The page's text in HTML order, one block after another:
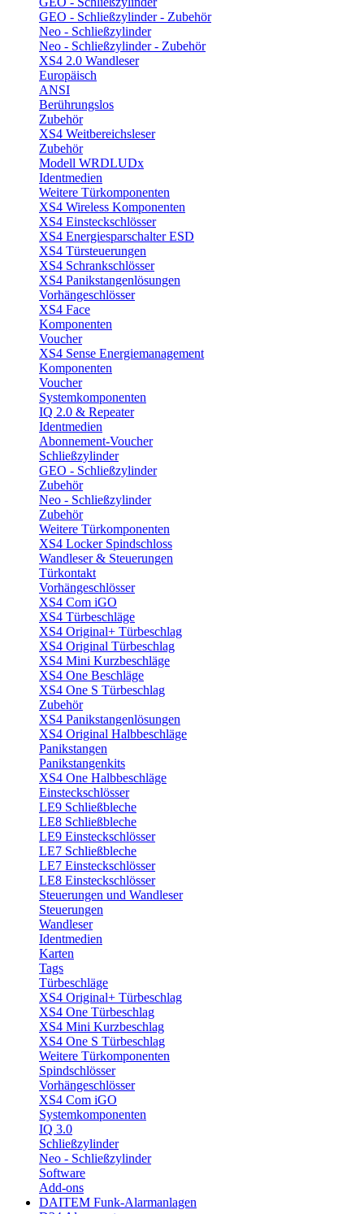
GEO - Schließzylinder - Zubehör
Neo - Schließzylinder
Neo - Schließzylinder - Zubehör
XS4 2.0 Wandleser
Europäisch
ANSI
Berührungslos
Zubehör
XS4 Weitbereichsleser
Zubehör
Modell WRDLUDx
Identmedien
Weitere Türkomponenten
XS4 Wireless Komponenten
XS4 Einsteckschlösser
XS4 Energiesparschalter ESD
XS4 Türsteuerungen
XS4 Schrankschlösser
XS4 Panikstangenlösungen
Vorhängeschlösser
XS4 Face
Komponenten
Voucher
XS4 Sense Energiemanagement
Komponenten
Voucher
Systemkomponenten
IQ 2.0 & Repeater
Identmedien
Abonnement-Voucher
Schließzylinder
GEO - Schließzylinder
Zubehör
Neo - Schließzylinder
Zubehör
Weitere Türkomponenten
XS4 Locker Spindschloss
Wandleser & Steuerungen
Türkontakt
Vorhängeschlösser
XS4 Com iGO
XS4 Türbeschläge
XS4 Original+ Türbeschlag
XS4 Original Türbeschlag
XS4 Mini Kurzbeschläge
XS4 One Beschläge
XS4 One S Türbeschlag
Zubehör
XS4 Panikstangenlösungen
XS4 Original Halbbeschläge
Panikstangen
Panikstangenkits
XS4 One Halbbeschläge
Einsteckschlösser
LE9 Schließbleche
LE8 Schließbleche
LE9 Einsteckschlösser
LE7 Schließbleche
LE7 Einsteckschlösser
LE8 Einsteckschlösser
Steuerungen und Wandleser
Steuerungen
Wandleser
Identmedien
Karten
Tags
Türbeschläge
XS4 Original+ Türbeschlag
XS4 One Türbeschlag
XS4 Mini Kurzbeschlag
XS4 One S Türbeschlag
Weitere Türkomponenten
Spindschlösser
Vorhängeschlösser
XS4 Com iGO
Systemkomponenten
IQ 3.0
Schließzylinder
Neo - Schließzylinder
Software
Add-ons
DAITEM Funk-Alarmanlagen